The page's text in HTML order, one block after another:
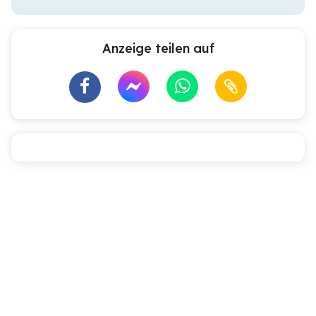
Anzeige teilen auf